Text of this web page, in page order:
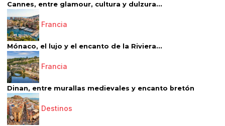
Cannes, entre glamour, cultura y dulzura...
Francia
Mónaco, el lujo y el encanto de la Riviera...
Francia
Dinan, entre murallas medievales y encanto bretón
Destinos